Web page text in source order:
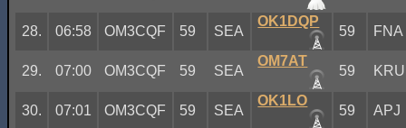
28. 06:58 OM3CQF 59 SEA
OK1DQP
59 FNA
29. 07:00 OM3CQF 59 SEA
OM7AT
59 KRU
30. 07:01 OM3CQF 59 SEA
OK1LO
59 APJ